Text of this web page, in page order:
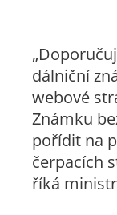
dálniční
webové
Známku
pořídit na
čerpacích
říká